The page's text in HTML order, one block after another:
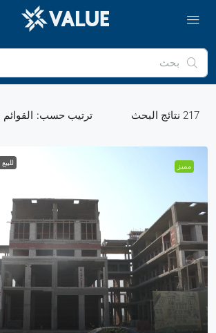
217 نتائج البحث ترتيب حسب:
مميز للبيع